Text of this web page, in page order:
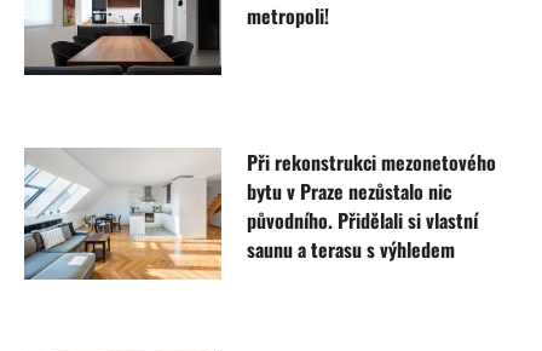
metropoli!
Při rekonstrukci mezonetového
bytu v Praze nezůstalo nic
původního. Přidělali si vlastní
saunu a terasu s výhledem